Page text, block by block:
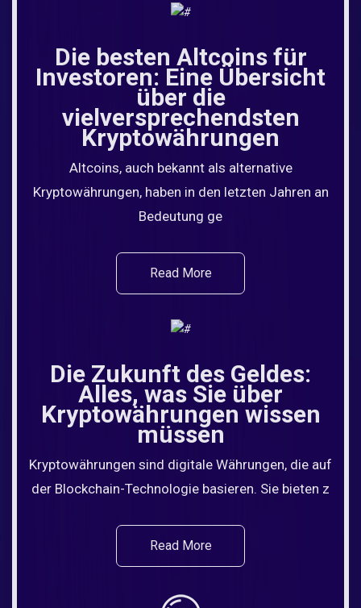
Die besten Altcoins für
Investoren: Eine Übersicht
über die
vielversprechendsten
Kryptowährungen
Altcoins, auch bekannt als alternative
Kryptowährungen, haben in den letzten Jahren an
Bedeutung ge
Read More
Die Zukunft des Geldes:
Alles, was Sie über
Kryptowährungen wissen
müssen
Kryptowährungen sind digitale Währungen, die auf
der Blockchain-Technologie basieren. Sie bieten z
Read More